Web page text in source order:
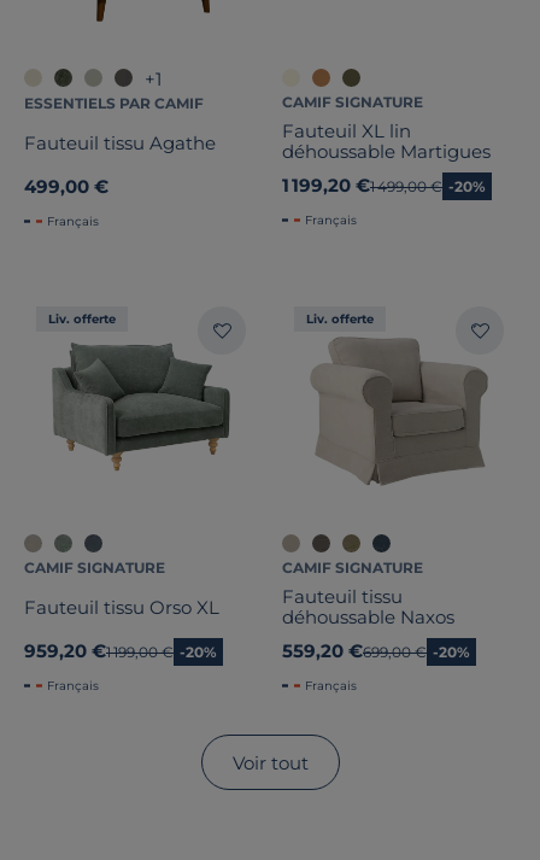
+1
ESSENTIELS PAR CAMIF
Fauteuil tissu Agathe
499,00 €
Français
CAMIF SIGNATURE
Fauteuil XL lin
déhoussable Martigues
1 199,20 €Ancien prix
1 499,00 € -20%
Français
Liv. offerte
CAMIF SIGNATURE
Fauteuil tissu Orso XL
959,20 €Ancien prix
1 199,00 € -20%
Français
Liv. offerte
CAMIF SIGNATURE
Fauteuil tissu
déhoussable Naxos
559,20 €Ancien prix
699,00 € -20%
Français
Voir tout